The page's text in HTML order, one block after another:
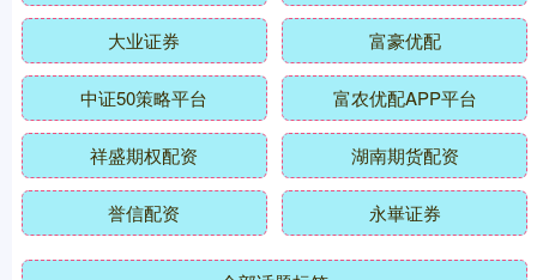
大业证券 富豪优配
中证50策略平台 富农优配APP平台
祥盛期权配资 湖南期货配资
誉信配资 永崋证券